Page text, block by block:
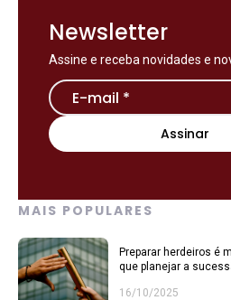
Newsletter
Assine e receba novidades e
MAIS POPULARES
Preparar herdeiros é
que planejar a
16/10/2025